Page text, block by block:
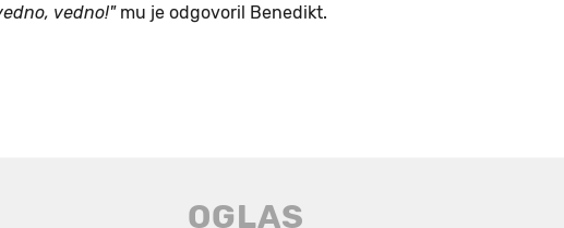
vedno!" mu je odgovoril Benedikt.